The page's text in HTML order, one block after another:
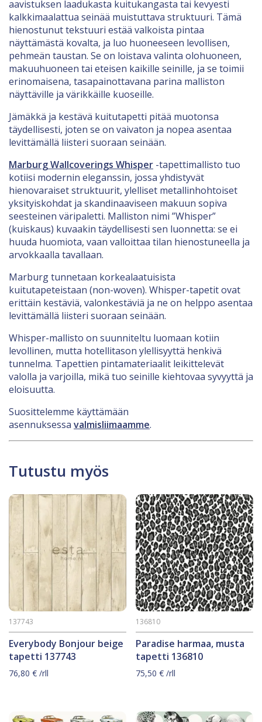
aavistuksen laadukasta kuitukangasta tai kevyesti
kalkkimaalattua seinää muistuttava struktuuri. Tämä
hienostunut tekstuuri estää valkoista pintaa
näyttämästä kovalta, ja luo huoneeseen levollisen,
pehmeän taustan. Se on loistava valinta olohuoneen,
makuuhuoneen tai eteisen kaikille seinille, ja se toimii
erinomaisena, tasapainottavana parina malliston
näyttäville ja värikkäille kuoseille.
Jämäkkä ja kestävä kuitutapetti pitää muotonsa
täydellisesti, joten se on vaivaton ja nopea asentaa
levittämällä liisteri suoraan seinään.
Marburg Wallcoverings Whisper -tapettimallisto tuo
kotiisi modernin eleganssin, jossa yhdistyvät
hienovaraiset struktuurit, ylelliset metallinhohtoiset
yksityiskohdat ja skandinaaviseen makuun sopiva
seesteinen väripaletti. Malliston nimi ”Whisper”
(kuiskaus) kuvaakin täydellisesti sen luonnetta: se ei
huuda huomiota, vaan valloittaa tilan hienostuneella ja
arvokkaalla tavallaan.
Marburg tunnetaan korkealaatuisista
kuitutapeteistaan (non-woven). Whisper-tapetit ovat
erittäin kestäviä, valonkestäviä ja ne on helppo asentaa
levittämällä liisteri suoraan seinään.
Whisper-mallisto on suunniteltu luomaan kotiin
levollinen, mutta hotellitason ylellisyyttä henkivä
tunnelma. Tapettien pintamateriaalit leikittelevät
valolla ja varjoilla, mikä tuo seinille kiehtovaa syvyyttä ja
eloisuutta.
Suosittelemme käyttämään
asennuksessa valmisliimaamme.
Tutustu myös
Everybody Bonjour beige
tapetti 137743
137743
76,80 € /rll
Paradise harmaa, musta
tapetti 136810
136810
75,50€ /rll